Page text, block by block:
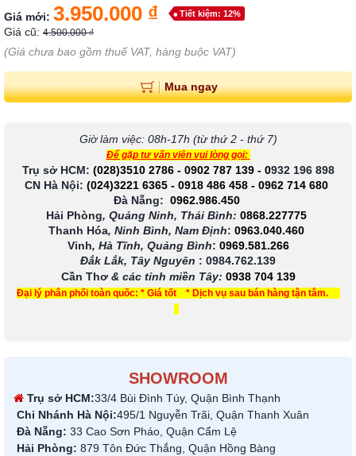
Giá mới: 3.950.000 ₫ Tiết kiệm: 12%
Giá cũ: 4.500.000 ₫
(Giá chưa bao gồm thuế VAT, hàng buộc VAT)
Mua ngay
Giờ làm việc: 08h-17h (từ thứ 2 - thứ 7)
Để gặp tư vấn viên vui lòng gọi:
Trụ sở HCM: (028)3510 2786 - 0902 787 139- 0932 196 898
CN Hà Nội: (024)3221 6365 - 0918 486 458 - 0962 714 680
Đà Nẵng: 0962.986.450
Hải Phòng, Quảng Ninh, Thái Bình: 0868.227775
Thanh Hóa, Ninh Bình, Nam Định: 0963.040.460
Vinh, Hà Tĩnh, Quảng Bình: 0969.581.266
Đắk Lắk, Tây Nguyên : 0984.762.139
Cần Thơ & các tỉnh miền Tây: 0938 704 139
Đại lý phân phối toàn quốc: * Giá tốt * Dịch vụ sau bán hàng tận tâm.
SHOWROOM
Trụ sở HCM:33/4 Bùi Đình Túy, Quận Bình Thạnh
Chi Nhánh Hà Nội:495/1 Nguyễn Trãi, Quận Thanh Xuân
Đà Nẵng: 33 Cao Sơn Pháo, Quận Cẩm Lệ
Hải Phòng: 879 Tôn Đức Thắng, Quận Hồng Bàng